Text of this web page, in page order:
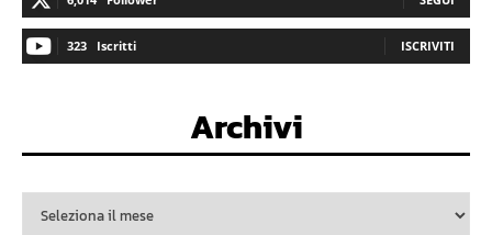
323 Iscritti ISCRIVITI
Archivi